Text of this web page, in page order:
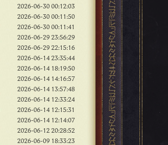
2026-06-30 00:12:03
2026-06-30 00:11:50
2026-06-30 00:11:41
2026-06-29 23:56:29
2026-06-29 22:15:16
2026-06-14 23:35:44
2026-06-14 18:19:50
2026-06-14 14:16:57
2026-06-14 13:57:48
2026-06-14 12:33:24
2026-06-14 12:15:31
2026-06-14 12:14:07
2026-06-12 20:28:52
2026-06-09 18:33:23